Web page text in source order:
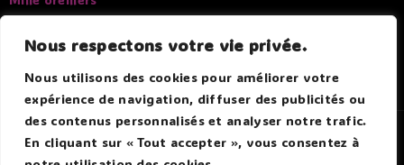
Nous respectons votre vie privée.
Nous utilisons des cookies pour améliorer votre
expérience de navigation, diffuser des publicités ou
des contenus personnalisés et analyser notre trafic.
En cliquant sur « Tout accepter », vous consentez à
Sissel
© 2026 Douce Bouillotte - Par Boitmobile - Agence web